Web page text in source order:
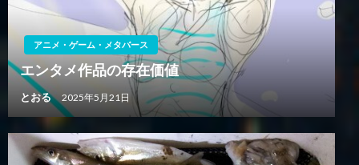
アニメ・ゲーム・メタバース
エンタメ作品の存在価値
とおる 2025年5月21日